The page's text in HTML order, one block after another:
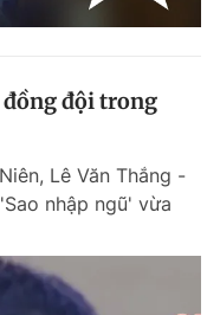
quảng cáo
404
soạn
đội trong
Lê Văn Thắng -
nhập ngũ' vừa